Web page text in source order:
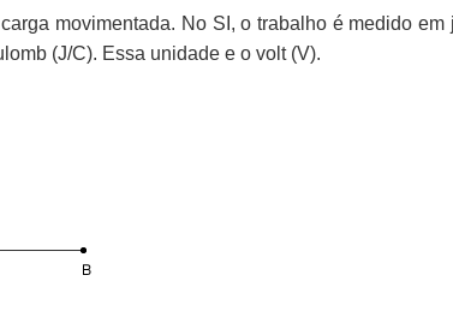
movimentada. No SI, o trabalho é medido
(J/C). Essa unidade e o volt (V).